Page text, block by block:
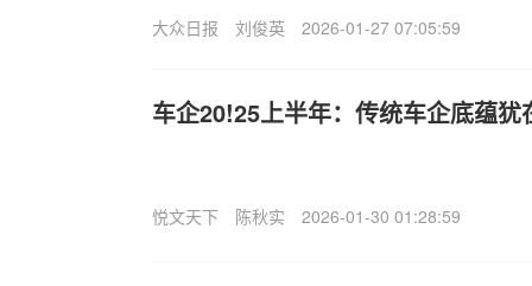
大众日报 刘俊英 2026-01-27 07:05:59
车企20!25上半年：传统车企底蕴犹
悦文天下 陈秋实 2026-01-30 01:28:59